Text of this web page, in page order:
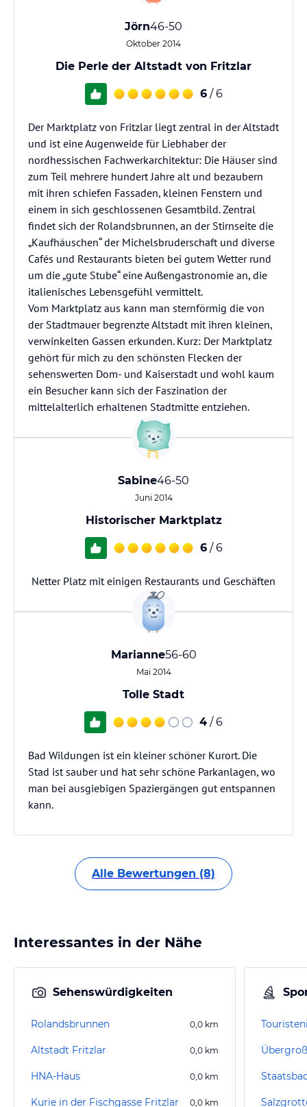
Jörn46-50
Oktober 2014
Die Perle der Altstadt von Fritzlar
6 / 6
Der Marktplatz von Fritzlar liegt zentral in der Altstadt
und ist eine Augenweide für Liebhaber der
nordhessischen Fachwerkarchitektur: Die Häuser sind
zum Teil mehrere hundert Jahre alt und bezaubern
mit ihren schiefen Fassaden, kleinen Fenstern und
einem in sich geschlossenen Gesamtbild. Zentral
findet sich der Rolandsbrunnen, an der Stirnseite die
„Kaufhäuschen“ der Michelsbruderschaft und diverse
Cafés und Restaurants bieten bei gutem Wetter rund
um die „gute Stube“ eine Außengastronomie an, die
italienisches Lebensgefühl vermittelt.
Vom Marktplatz aus kann man sternförmig die von
der Stadtmauer begrenzte Altstadt mit ihren kleinen,
verwinkelten Gassen erkunden. Kurz: Der Marktplatz
gehört für mich zu den schönsten Flecken der
sehenswerten Dom- und Kaiserstadt und wohl kaum
ein Besucher kann sich der Faszination der
mittelalterlich erhaltenen Stadtmitte entziehen.
Sabine46-50
Juni 2014
Historischer Marktplatz
6 / 6
Netter Platz mit einigen Restaurants und Geschäften
Marianne56-60
Mai 2014
Tolle Stadt
4 / 6
Bad Wildungen ist ein kleiner schöner Kurort. Die
Stad ist sauber und hat sehr schöne Parkanlagen, wo
man bei ausgiebigen Spaziergängen gut entspannen
kann.
Alle Bewertungen (8)
Interessantes in der Nähe
Sehenswürdigkeiten
Rolandsbrunnen 0,0 km
Altstadt Fritzlar 0,0 km
HNA-Haus 0,0 km
Kurie in der Fischgasse Fritzlar 0,0 km